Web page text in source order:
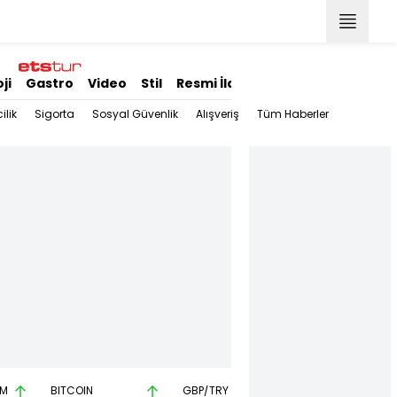
Gastro Video Stil Resmi İlanlar
Sigorta Sosyal Güvenlik Alışveriş Tüm Haberler
BITCOIN GBP/TRY